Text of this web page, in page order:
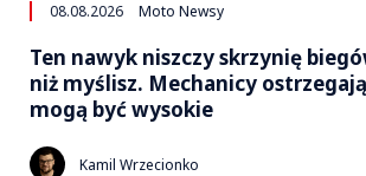
08.08.2026 Moto Newsy
Ten nawyk niszczy skrzynię
niż myślisz. Mechanicy
mogą być wysokie
Kamil Wrzecionko